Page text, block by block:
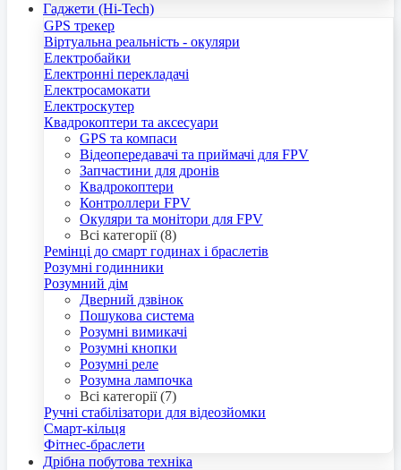
Гаджети (Hi-Tech)
GPS трекер
Віртуальна реальність - окуляри
Електробайки
Електронні перекладачі
Електросамокати
Електроскутер
Квадрокоптери та аксесуари
GPS та компаси
Відеопередавачі та приймачі для FPV
Запчастини для дронів
Квадрокоптери
Контроллери FPV
Окуляри та монітори для FPV
Всі категорії (8)
Ремінці до смарт годинах і браслетів
Розумні годинники
Розумний дім
Дверний дзвінок
Пошукова система
Розумні вимикачі
Розумні кнопки
Розумні реле
Розумна лампочка
Всі категорії (7)
Ручні стабілізатори для відеозйомки
Смарт-кільця
Фітнес-браслети
Дрібна побутова техніка